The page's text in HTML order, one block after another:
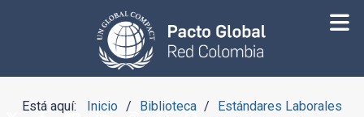
Está aquí: Inicio Biblioteca
Estándares Laborales